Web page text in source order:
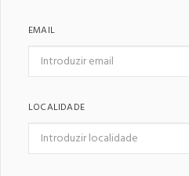
EMAIL
LOCALIDADE